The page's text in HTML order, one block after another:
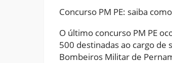
Concurso PM PE: saiba
O último concurso PM PE
500 destinadas ao cargo de
Bombeiros Militar de